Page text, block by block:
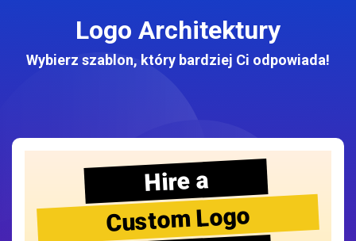
Logo Architektury
Wybierz szablon, który bardziej Ci odpowiada!
Hire a
Custom Logo